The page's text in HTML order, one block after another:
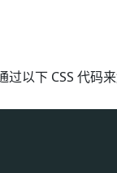
下 CSS 代码来